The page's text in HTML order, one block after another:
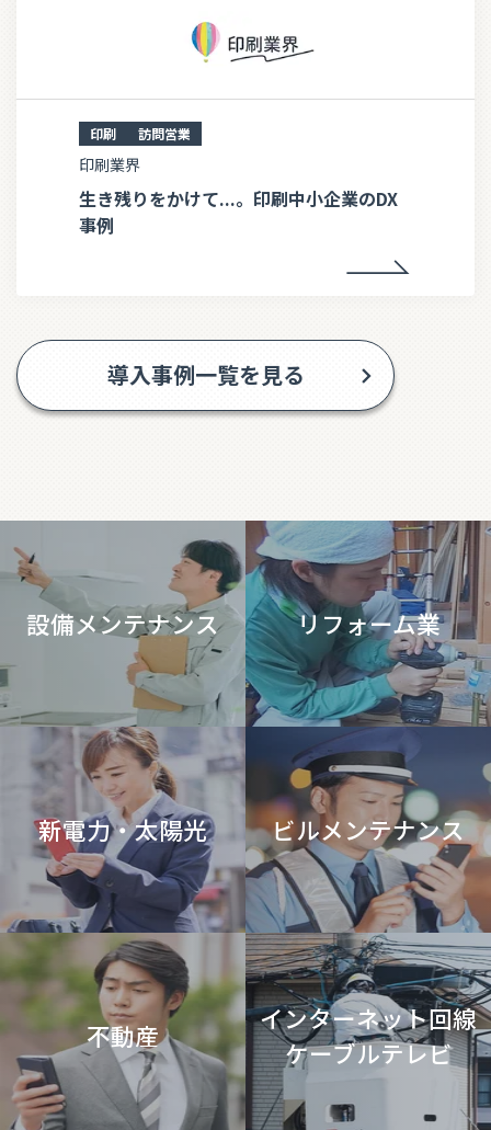
印刷 訪問営業
印刷業界
生き残りをかけて...。印刷中小企業のDX
事例
導入事例一覧を見る
設備メンテナンス リフォーム業
新電力・太陽光 ビルメンテナンス
不動産
インターネット回線
ケーブルテレビ